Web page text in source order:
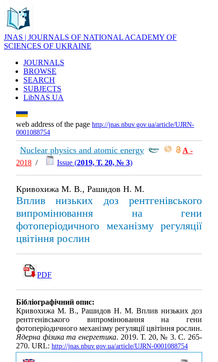
JNAS | JOURNALS OF NATIONAL ACADEMY OF
SCIENCES OF UKRAINE
JOURNALS
BROWSE
SEARCH
SUBJECTS
LibNAS UA
web address of the page http://jnas.nbuv.gov.ua/article/UJRN-
0001088754
Nuclear physics and atomic energy А -
2018 / Issue (2019, Т. 20, № 3)
Кривохижа М. В., Рашидов Н. М.
Вплив низьких доз рентгенівського
випромінювання на гени
фотоперіодичного механізму регуляції
цвітіння рослин
PDF
Бібліографічний опис:
Кривохижа М. В., Рашидов Н. М. Вплив низьких доз
рентгенівського випромінювання на гени
фотоперіодичного механізму регуляції цвітіння рослин.
Ядерна фізика та енергетика. 2019. Т. 20, № 3. С. 265-
270. URL: http://jnas.nbuv.gov.ua/article/UJRN-0001088754